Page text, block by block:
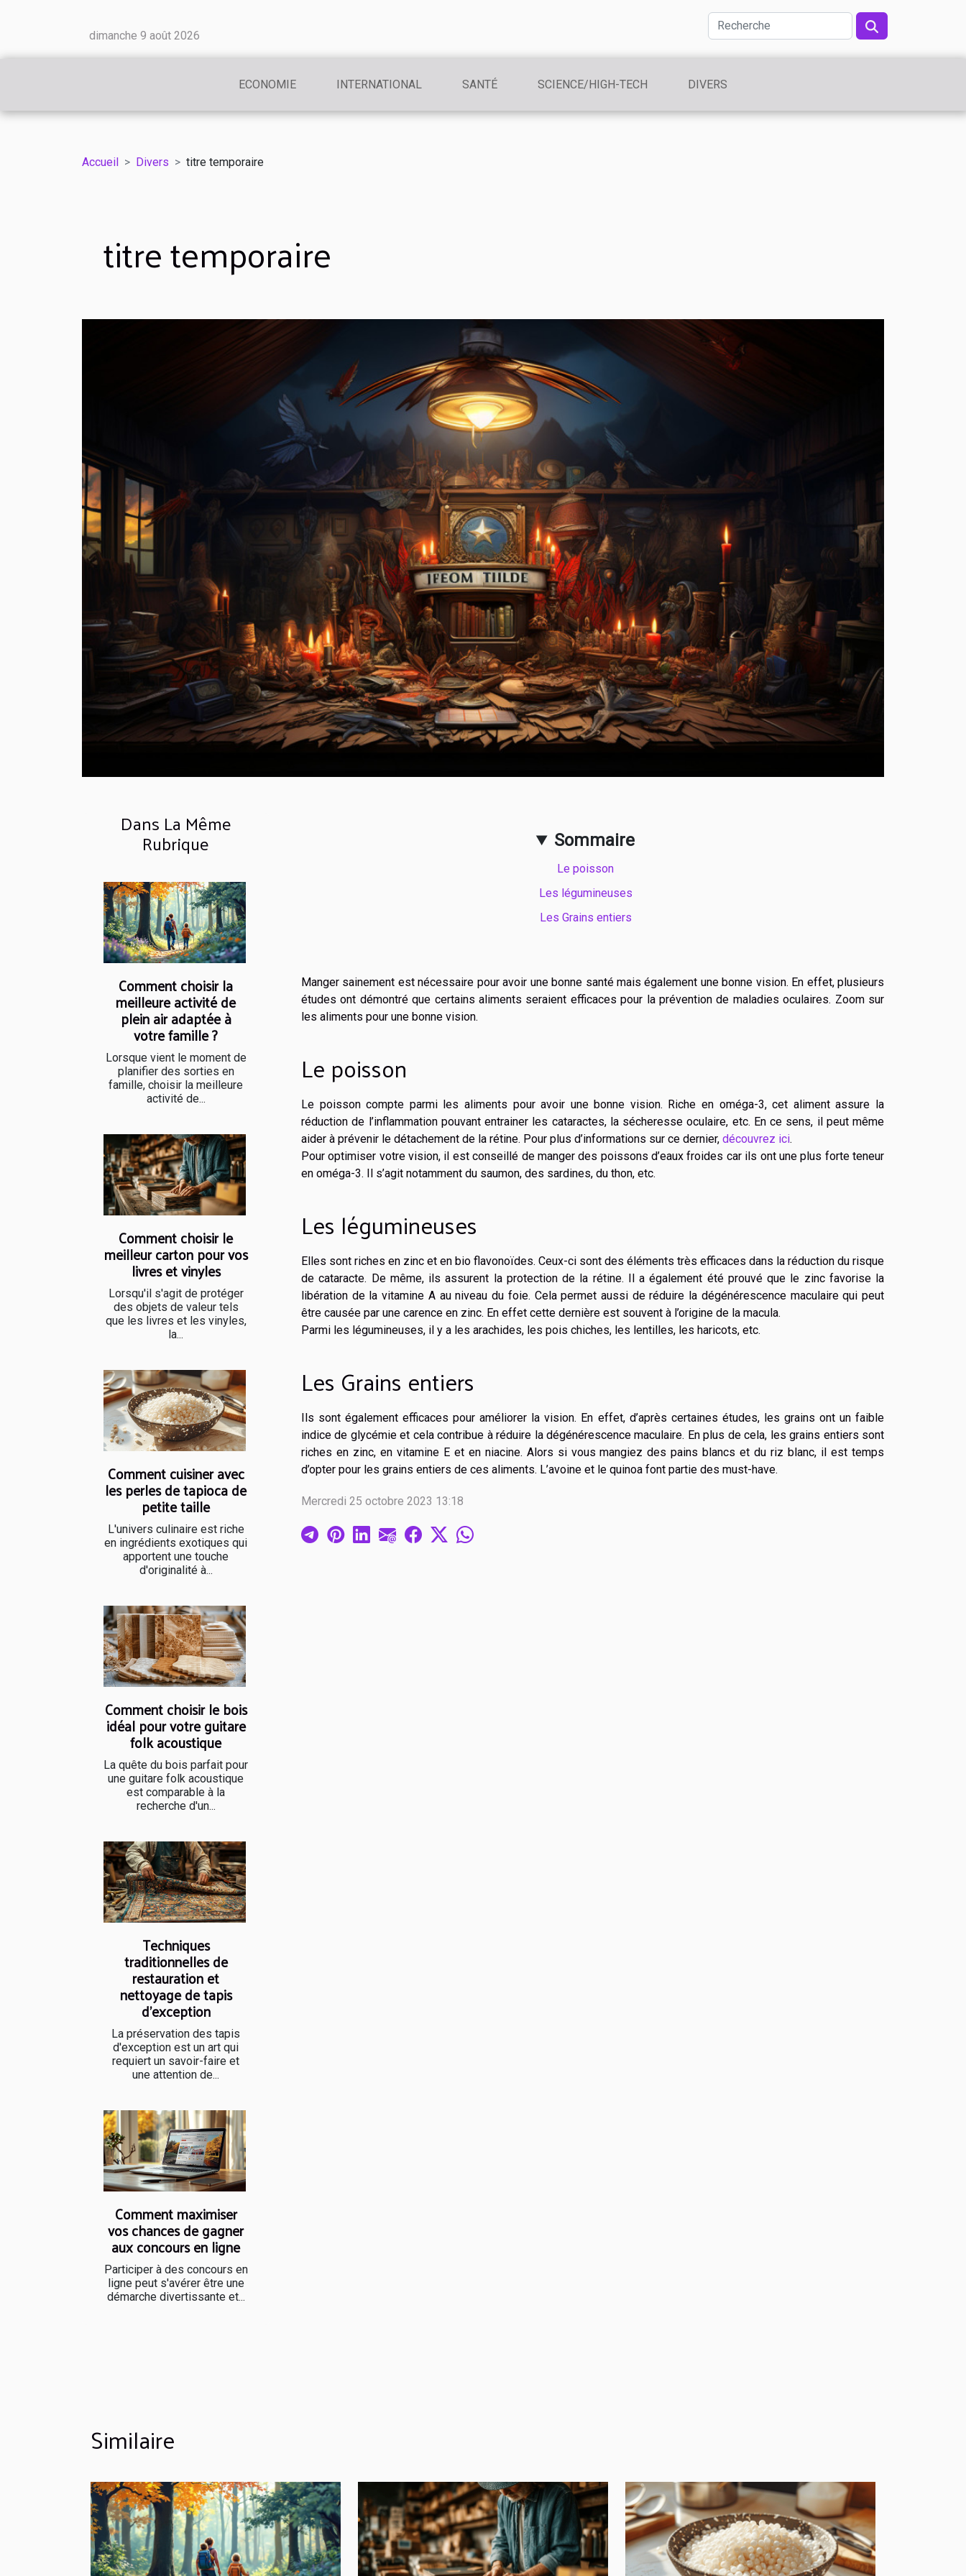
dimanche 9 août 2026
ECONOMIE INTERNATIONAL SANTÉ SCIENCE/HIGH-TECH DIVERS
Accueil Divers titre temporaire
titre temporaire
Dans La Même
Rubrique
Comment choisir la
meilleure activité de
plein air adaptée à
votre famille ?
Lorsque vient le moment de
planifier des sorties en
famille, choisir la meilleure
activité de...
Comment choisir le
meilleur carton pour vos
livres et vinyles
Lorsqu'il s'agit de protéger
des objets de valeur tels
que les livres et les vinyles,
la...
Comment cuisiner avec
les perles de tapioca de
petite taille
L'univers culinaire est riche
en ingrédients exotiques qui
apportent une touche
d'originalité à...
Comment choisir le bois
idéal pour votre guitare
folk acoustique
La quête du bois parfait pour
une guitare folk acoustique
est comparable à la
recherche d'un...
Techniques
traditionnelles de
restauration et
nettoyage de tapis
d'exception
La préservation des tapis
d'exception est un art qui
requiert un savoir-faire et
une attention de...
Comment maximiser
vos chances de gagner
aux concours en ligne
Participer à des concours en
ligne peut s'avérer être une
démarche divertissante et...
Sommaire
Le poisson
Les légumineuses
Les Grains entiers
Manger sainement est nécessaire pour avoir une bonne santé mais également une bonne vision. En effet, plusieurs
études ont démontré que certains aliments seraient efficaces pour la prévention de maladies oculaires. Zoom sur
les aliments pour une bonne vision.
Le poisson
Le poisson compte parmi les aliments pour avoir une bonne vision. Riche en oméga-3, cet aliment assure la
réduction de l’inflammation pouvant entrainer les cataractes, la sécheresse oculaire, etc. En ce sens, il peut même
aider à prévenir le détachement de la rétine. Pour plus d’informations sur ce dernier, découvrez ici.
Pour optimiser votre vision, il est conseillé de manger des poissons d’eaux froides car ils ont une plus forte teneur
en oméga-3. Il s’agit notamment du saumon, des sardines, du thon, etc.
Les légumineuses
Elles sont riches en zinc et en bio flavonoïdes. Ceux-ci sont des éléments très efficaces dans la réduction du risque
de cataracte. De même, ils assurent la protection de la rétine. Il a également été prouvé que le zinc favorise la
libération de la vitamine A au niveau du foie. Cela permet aussi de réduire la dégénérescence maculaire qui peut
être causée par une carence en zinc. En effet cette dernière est souvent à l’origine de la macula.
Parmi les légumineuses, il y a les arachides, les pois chiches, les lentilles, les haricots, etc.
Les Grains entiers
Ils sont également efficaces pour améliorer la vision. En effet, d’après certaines études, les grains ont un faible
indice de glycémie et cela contribue à réduire la dégénérescence maculaire. En plus de cela, les grains entiers sont
riches en zinc, en vitamine E et en niacine. Alors si vous mangiez des pains blancs et du riz blanc, il est temps
d’opter pour les grains entiers de ces aliments. L’avoine et le quinoa font partie des must-have.
Mercredi 25 octobre 2023 13:18
Similaire